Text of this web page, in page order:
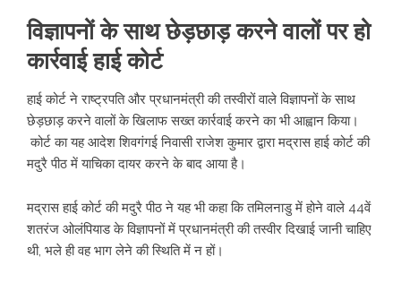
विज्ञापनों के साथ छेड़छाड़ करने वालों पर हो
कार्रवाई हाई कोर्ट
हाई कोर्ट ने राष्ट्रपति और प्रधानमंत्री की तस्वीरों वाले विज्ञापनों के साथ
छेड़छाड़ करने वालों के खिलाफ सख्त कार्रवाई करने का भी आह्वान किया।
कोर्ट का यह आदेश शिवगंगई निवासी राजेश कुमार द्वारा मद्रास हाई कोर्ट की
मदुरै पीठ में याचिका दायर करने के बाद आया है।
मद्रास हाई कोर्ट की मदुरै पीठ ने यह भी कहा कि तमिलनाडु में होने वाले 44वें
शतरंज ओलंपियाड के विज्ञापनों में प्रधानमंत्री की तस्वीर दिखाई जानी चाहिए
थी, भले ही वह भाग लेने की स्थिति में न हों।